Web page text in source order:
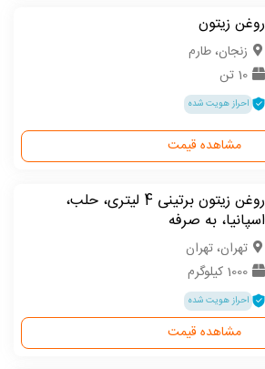
روغن زیتون
زنجان، طارم
10 تن
احراز هویت شده
مشاهده قیمت
روغن زیتون برتینی 4 لیتری، حلب،
اسپانیا، به صرفه
تهران، تهران
1000 کیلوگرم
احراز هویت شده
مشاهده قیمت